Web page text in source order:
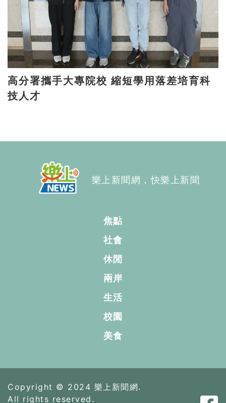
高分署攜手大專院校 縮短學用落差培育科
技人才
樂上新聞網，快樂上新聞
焦點
社會
休閒
兩岸
生活
校園
美食
Copyright © 2024 樂上新聞網.
All rights reserved.